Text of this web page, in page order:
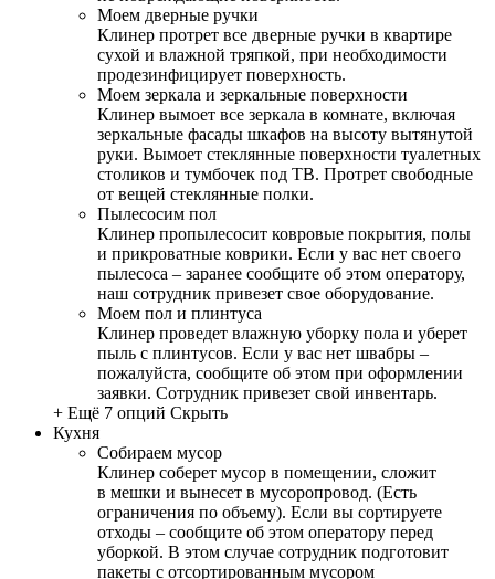
Моем дверные ручки
Клинер протрет все дверные ручки в квартире
сухой и влажной тряпкой, при необходимости
продезинфицирует поверхность.
Моем зеркала и зеркальные поверхности
Клинер вымоет все зеркала в комнате, включая
зеркальные фасады шкафов на высоту вытянутой
руки. Вымоет стеклянные поверхности туалетных
столиков и тумбочек под ТВ. Протрет свободные
от вещей стеклянные полки.
Пылесосим пол
Клинер пропылесосит ковровые покрытия, полы
и прикроватные коврики. Если у вас нет своего
пылесоса – заранее сообщите об этом оператору,
наш сотрудник привезет свое оборудование.
Моем пол и плинтуса
Клинер проведет влажную уборку пола и уберет
пыль с плинтусов. Если у вас нет швабры –
пожалуйста, сообщите об этом при оформлении
заявки. Сотрудник привезет свой инвентарь.
+ Ещё 7 опций Скрыть
Кухня
Собираем мусор
Клинер соберет мусор в помещении, сложит
в мешки и вынесет в мусоропровод. (Есть
ограничения по объему). Если вы сортируете
отходы – сообщите об этом оператору перед
уборкой. В этом случае сотрудник подготовит
пакеты с отсортированным мусором